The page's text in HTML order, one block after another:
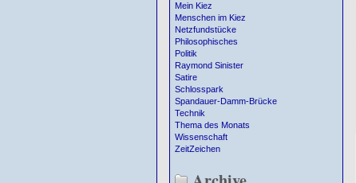
Mein Kiez
Menschen im Kiez
Netzfundstücke
Philosophisches
Politik
Raymond Sinister
Satire
Schlosspark
Spandauer-Damm-Brücke
Technik
Thema des Monats
Wissenschaft
ZeitZeichen